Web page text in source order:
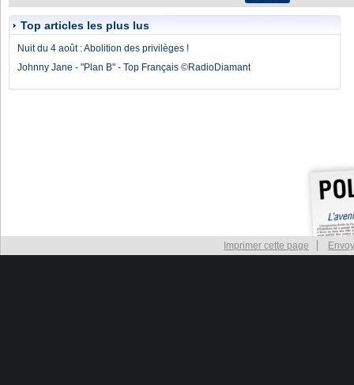
Top articles les plus lus
Nuit du 4 août : Abolition des privilèges !
Johnny Jane - "Plan B" - Top Français ©RadioDiamant
Imprimer cette page